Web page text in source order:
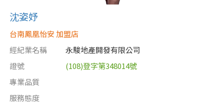
沈姿妤
台南鳳凰怡安 加盟店
經紀業名稱
永駿地產開發有限公司
證號
(108)登字第348014號
專業品質
服務態度